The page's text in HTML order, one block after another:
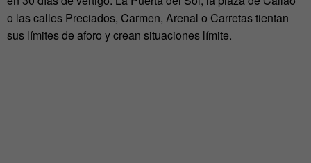
o las calles Preciados, Carmen, Arenal o Carretas tientan
sus límites de aforo y crean situaciones límite.